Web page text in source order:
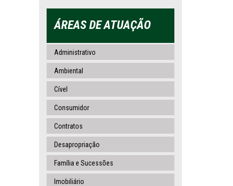
ÁREAS DE ATUAÇÃO
Administrativo
Ambiental
Cível
Consumidor
Contratos
Desapropriação
Família e Sucessões
Imobiliário